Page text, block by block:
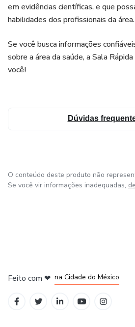
em evidências científicas, e que
habilidades dos profissionais da área.
Se você busca informações
sobre a área da saúde, a Sala
você!
Dúvidas
O conteúdo deste produto não
Se você vir informações inadequadas,
Feito com ❤ na Cidade do México